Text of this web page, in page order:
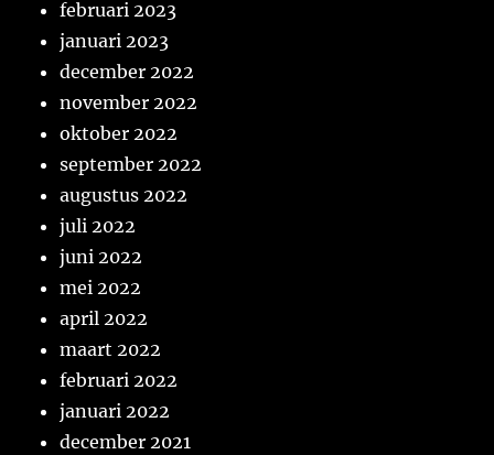
februari 2023
januari 2023
december 2022
november 2022
oktober 2022
september 2022
augustus 2022
juli 2022
juni 2022
mei 2022
april 2022
maart 2022
februari 2022
januari 2022
december 2021